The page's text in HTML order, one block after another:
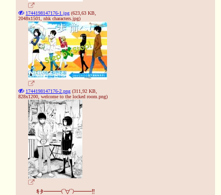
1744198147176-1.jpg (623,63 KB,
2048x1501, nhk characters.jpg)
1744198147176-2.png (311,92 KB,
828x1200, welcome to the locked room.png)
ｷﾀ━━━(ﾟ∀ﾟ)━━━!!